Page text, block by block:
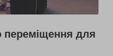
переміщення для